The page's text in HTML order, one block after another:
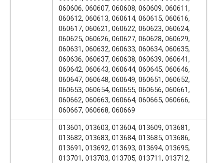
060606, 060607, 060608, 060609, 060611,
060612, 060613, 060614, 060615, 060616,
060617, 060621, 060622, 060623, 060624,
060625, 060626, 060627, 060628, 060629,
060631, 060632, 060633, 060634, 060635,
060636, 060637, 060638, 060639, 060641,
060642, 060643, 060644, 060645, 060646,
060647, 060648, 060649, 060651, 060652,
060653, 060654, 060655, 060656, 060661,
060662, 060663, 060664, 060665, 060666,
060667, 060668, 060669
013601, 013603, 013604, 013609, 013681,
013682, 013683, 013684, 013685, 013686,
013691, 013692, 013693, 013694, 013695,
013701, 013703, 013705, 013711, 013712,